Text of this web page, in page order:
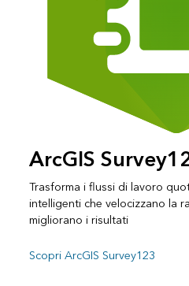
ArcGIS
Trasforma i flussi di lavoro
intelligenti che velocizzano la
migliorano i risultati
Scopri ArcGIS Survey123